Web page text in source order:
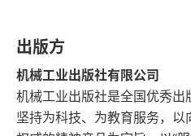
1.7.7 加速Kali运行
1.7.8 与主机操作系统共享文
1.7.9 使用Bash脚本来定制
出版方
机械工业出版社有限公司
机械工业出版社是全国优秀出
坚持为科技、为教育服务，以